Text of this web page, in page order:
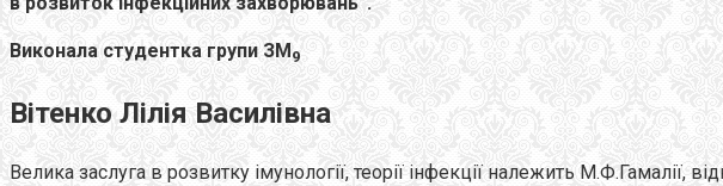
Виконала студентка групи ЗМ9
Вітенко Лілія Василівна
Велика заслуга в розвитку імунології, теорії інфекції належить М.Ф.Гамалії,